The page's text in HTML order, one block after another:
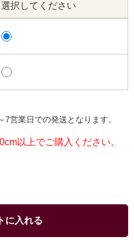
選択してください
営業日での発送となります。
以上でご購入ください。
に入れる